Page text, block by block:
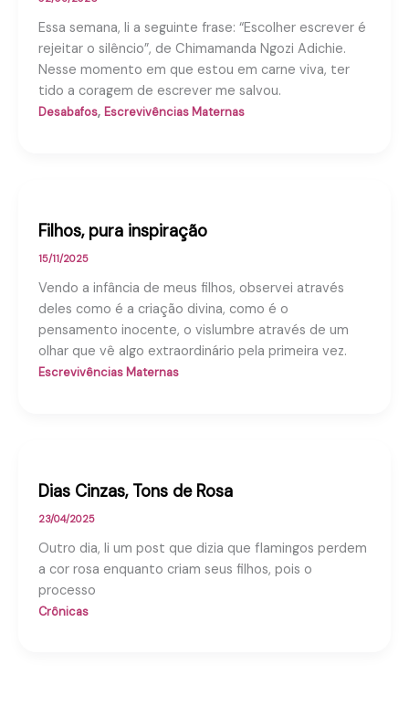
Essa semana, li a seguinte frase: “Escolher escrever é
rejeitar o silêncio”, de Chimamanda Ngozi Adichie.
Nesse momento em que estou em carne viva, ter
tido a coragem de escrever me salvou.
Desabafos, Escrevivências Maternas
Filhos, pura inspiração
15/11/2025
Vendo a infância de meus filhos, observei através
deles como é a criação divina, como é o
pensamento inocente, o vislumbre através de um
olhar que vê algo extraordinário pela primeira vez.
Escrevivências Maternas
Dias Cinzas, Tons de Rosa
23/04/2025
Outro dia, li um post que dizia que flamingos perdem
a cor rosa enquanto criam seus filhos, pois o
processo
Crônicas